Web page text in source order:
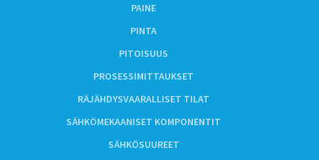
PAINE
PINTA
PITOISUUS
PROSESSIMITTAUKSET
RÄJÄHDYSVAARALLISET TILAT
SÄHKÖMEKAANISET KOMPONENTIT
SÄHKÖSUUREET